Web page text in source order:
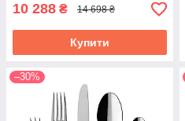
10 288 ₴ 14 698 ₴
Купити
–30%